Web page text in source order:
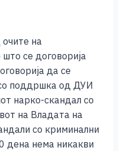
на
се договорија
да се
поддршка од ДУИ
нарко-скандал со
на Владата на
со криминални
дена нема никакви